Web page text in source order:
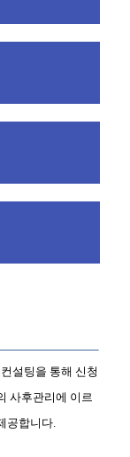
설팅을 통해 신청
사후관리에 이르
공합니다.